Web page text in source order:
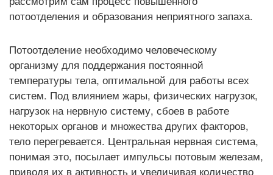
потоотделения и образования неприятного запаха.
Потоотделение необходимо человеческому
организму для поддержания постоянной
температуры тела, оптимальной для работы всех
систем. Под влиянием жары, физических нагрузок,
нагрузок на нервную систему, сбоев в работе
некоторых органов и множества других факторов,
тело перегревается. Центральная нервная система,
понимая это, посылает импульсы потовым железам,
приводя их в активность и увеличивая количество